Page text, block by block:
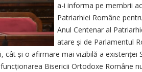
a-i informa pe membrii
Patriarhiei Române
Anul Centenar al
atare și de Parlamentul
și o afirmare mai vizibilă a existenței
Bisericii Ortodoxe Române